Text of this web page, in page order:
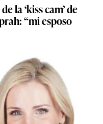
la ‘kiss cam’ de
“mi esposo